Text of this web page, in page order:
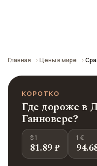
Главная Цены в мире
КОРОТКО
Где дороже в
Ганновере?
$ 1
81.89 ₽
1 €